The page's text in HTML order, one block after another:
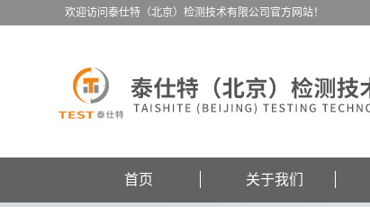
欢迎访问泰仕特（北京）检测技术有限公司官方网站！
首页 关于我们